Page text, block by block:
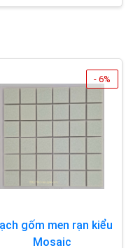
- 6%
gốm men rạn kiểu
Mosaic